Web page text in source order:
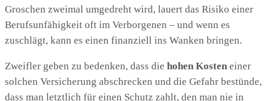
Groschen zweimal umgedreht wird, lauert das Risiko einer
Berufsunfähigkeit oft im Verborgenen – und wenn es
zuschlägt, kann es einen finanziell ins Wanken bringen.
Zweifler geben zu bedenken, dass die hohen Kosten einer
solchen Versicherung abschrecken und die Gefahr bestünde,
dass man letztlich für einen Schutz zahlt, den man nie in